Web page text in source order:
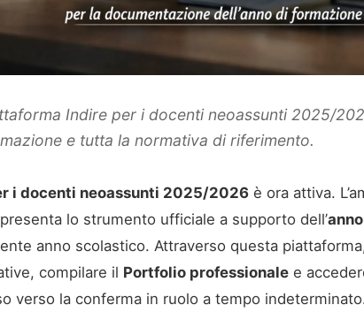
Indire per i docenti neoassunti 2025/
e tutta la normativa di riferimento.
i docenti neoassunti 2025/2026 è ora attiva.
lo strumento ufficiale a supporto dell’
anno scolastico. Attraverso questa
compilare il Portfolio professionale e
verso la conferma in ruolo a tempo